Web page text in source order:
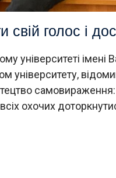
свій голос і
університеті імені
університету,
самовираження:
всіх охочих